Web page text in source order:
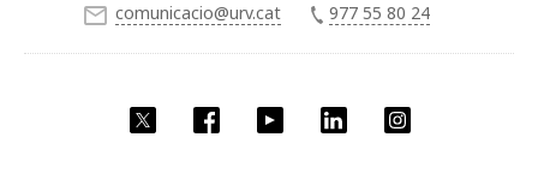
Facebook YouTube LinkedIn
comunicacio@urv.cat 977 55 80 24